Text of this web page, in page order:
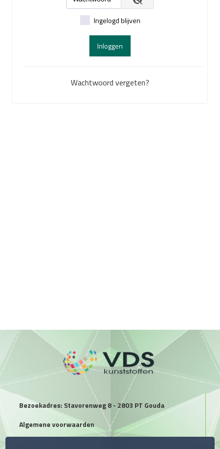
Ingelogd blijven
Inloggen
Wachtwoord vergeten?
Bezoekadres: Stavorenweg 8 - 2803 PT Gouda
Algemene voorwaarden